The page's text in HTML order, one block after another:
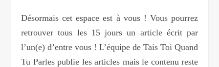
Désormais cet espace est à vous ! Vous pourrez
retrouver tous les 15 jours un article écrit par
l’un(e) d’entre vous ! L’équipe de Tais Toi Quand
Tu Parles publie les articles mais le contenu reste